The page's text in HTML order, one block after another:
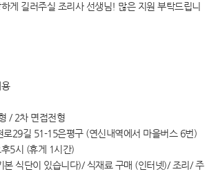
게 길러주실 조리사 선생님! 많은 지원 부탁드립니
/ 2차 면접전형
29길 51-15은평구 (연신내역에서 마을버스 6번)
5시 (휴게 1시간)
식단이 있습니다)/ 식재료 구매 (인터넷)/ 조리/ 주